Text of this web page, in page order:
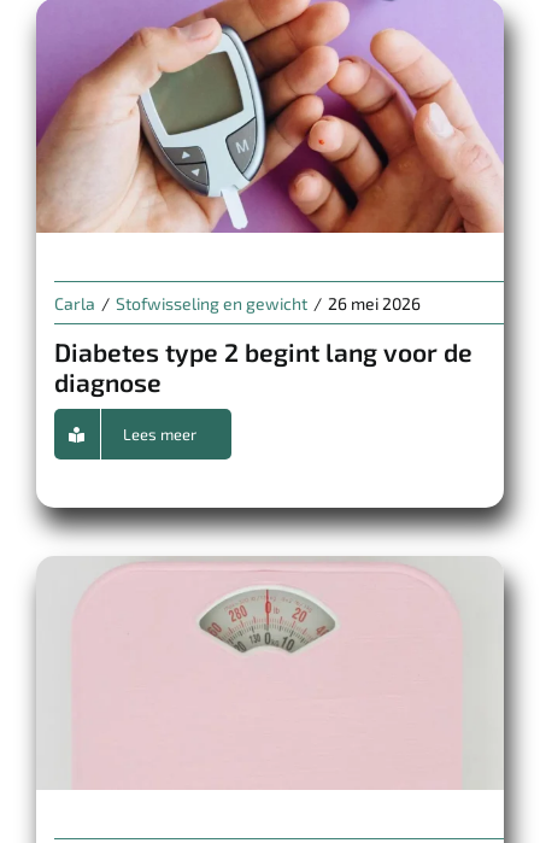
Carla / Stofwisseling en gewicht / 26 mei 2026
Diabetes type 2 begint lang voor de
diagnose
Lees meer